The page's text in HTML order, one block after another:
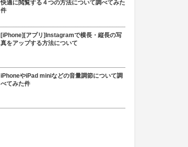
快適に閲覧する４つの方法について調べてみた
件
[iPhone][アプリ]Instagramで横長・縦長の写
真をアップする方法について
iPhoneやiPad miniなどの音量調節について調
べてみた件